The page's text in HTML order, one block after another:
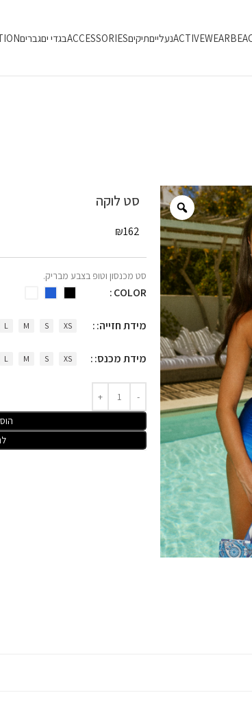
ACTIVEWEARנעלייםתיקיםACCESSORIESבגדי יםגברים
סט לוקה
₪162
סט מכנסון וטופ בצבע מבריק.
COLOR
מידת חזייה: XS
S
M
L
מידת מכנס: XS
S
M
L